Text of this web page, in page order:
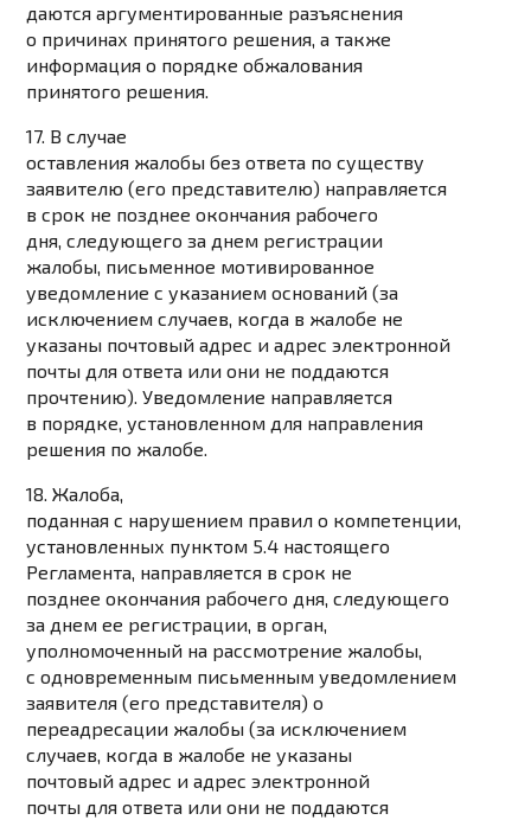
даются аргументированные разъяснения
о причинах принятого решения, а также
информация о порядке обжалования
принятого решения.
17. В случае
оставления жалобы без ответа по существу
заявителю (его представителю) направляется
в срок не позднее окончания рабочего
дня, следующего за днем регистрации
жалобы, письменное мотивированное
уведомление с указанием оснований (за
исключением случаев, когда в жалобе не
указаны почтовый адрес и адрес электронной
почты для ответа или они не поддаются
прочтению). Уведомление направляется
в порядке, установленном для направления
решения по жалобе.
18. Жалоба,
поданная с нарушением правил о компетенции,
установленных пунктом 5.4 настоящего
Регламента, направляется в срок не
позднее окончания рабочего дня, следующего
за днем ее регистрации, в орган,
уполномоченный на рассмотрение жалобы,
с одновременным письменным уведомлением
заявителя (его представителя) о
переадресации жалобы (за исключением
случаев, когда в жалобе не указаны
почтовый адрес и адрес электронной
почты для ответа или они не поддаются